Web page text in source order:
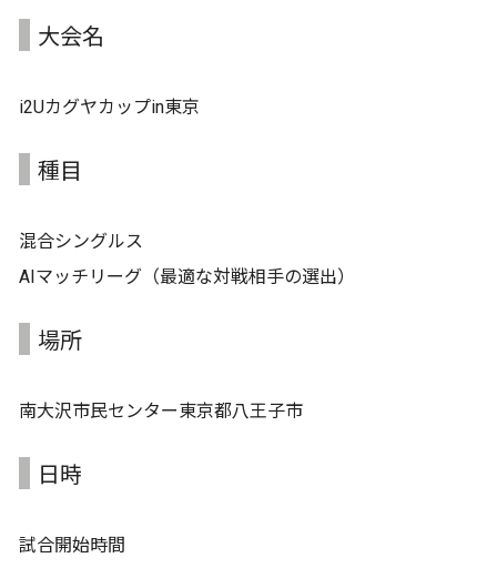
大会名
i2Uカグヤカップin東京
種目
混合シングルス
AIマッチリーグ（最適な対戦相手の選出）
場所
南大沢市民センター東京都八王子市
日時
試合開始時間